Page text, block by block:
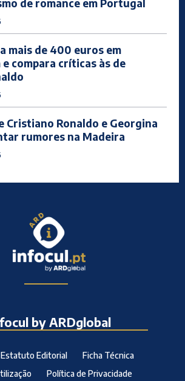
de romance em Portugal
mais de 400 euros em
compara críticas às de
Cristiano Ronaldo e Georgina
rumores na Madeira
by ARDglobal
Estatuto Editorial
Ficha Técnica
Política de Privacidade